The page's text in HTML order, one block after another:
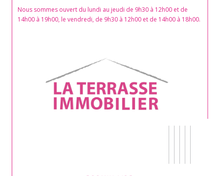
Nous sommes ouvert du lundi au jeudi de 9h30 à 12h00 et de
14h00 à 19h00, le vendredi, de 9h30 à 12h00 et de 14h00 à 18h00.